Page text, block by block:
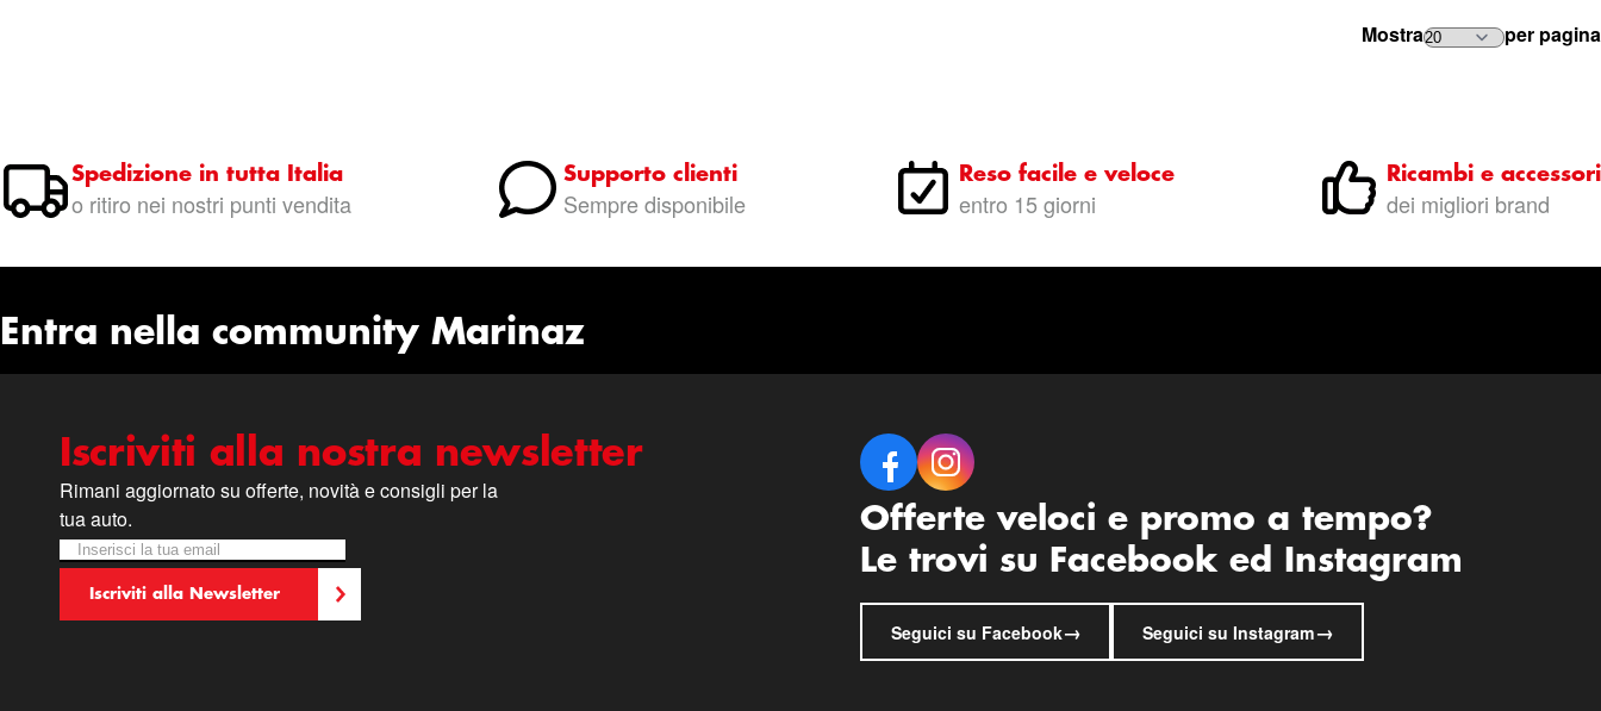
Mostra per pagina
Spedizione in tutta Italia
o ritiro nei nostri punti vendita
Supporto clienti
Sempre disponibile
Reso facile e veloce
entro 15 giorni
Ricambi e accessori
dei migliori brand
Entra nella community Marinaz
Iscriviti alla nostra newsletter
Rimani aggiornato su offerte, novità e consigli per la
tua auto.
Newsletter
Iscriviti alla nostra Newsletter:
Iscriviti alla Newsletter
Offerte veloci e promo a tempo?
Le trovi su Facebook ed Instagram
Seguici su Facebook→ Seguici su Instagram→